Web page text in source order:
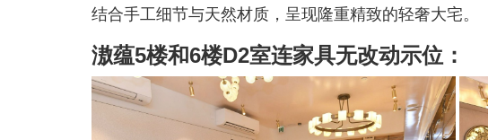
结合手工细节与天然材质，呈现隆重精致的轻奢大宅。
滶蕴5楼和6楼D2室连家具无改动示位：